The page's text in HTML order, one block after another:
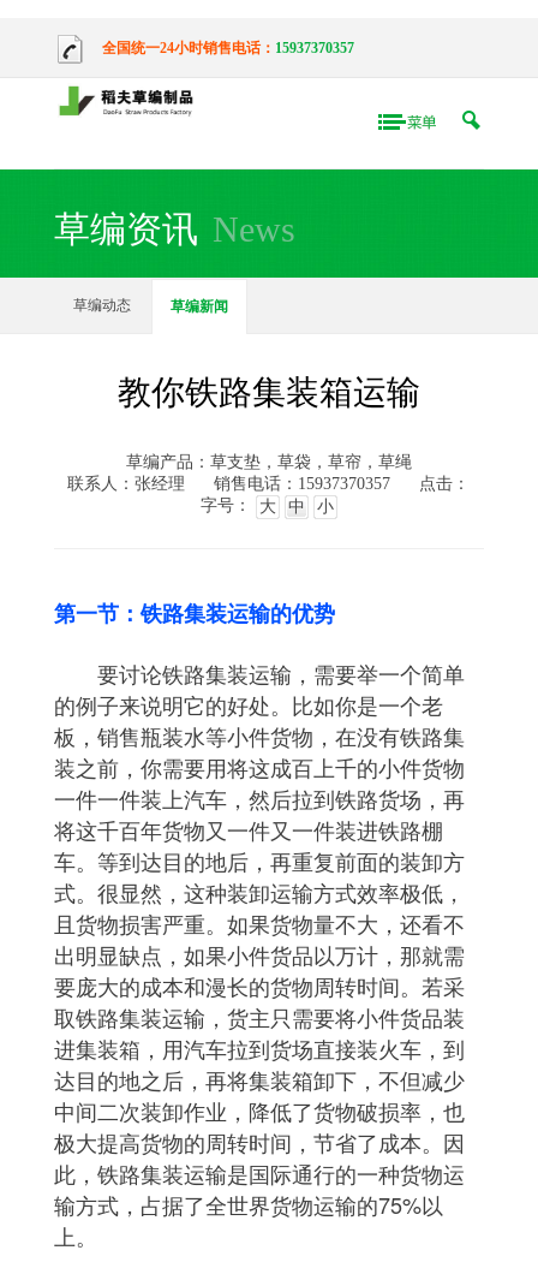
全国统一24小时销售电话： 15937370357
草编资讯 News
草编动态 草编新闻
教你铁路集装箱运输
草编产品：草支垫，草袋，草帘，草绳
联系人：张经理
销售电话：15937370357
点击：
字号：
大 中 小
第一节：铁路集装运输的优势
要讨论铁路集装运输，需要举一个简单
的例子来说明它的好处。比如你是一个老
板，销售瓶装水等小件货物，在没有铁路集
装之前，你需要用将这成百上千的小件货物
一件一件装上汽车，然后拉到铁路货场，再
将这千百年货物又一件又一件装进铁路棚
车。等到达目的地后，再重复前面的装卸方
式。很显然，这种装卸运输方式效率极低，
且货物损害严重。如果货物量不大，还看不
出明显缺点，如果小件货品以万计，那就需
要庞大的成本和漫长的货物周转时间。若采
取铁路集装运输，货主只需要将小件货品装
进集装箱，用汽车拉到货场直接装火车，到
达目的地之后，再将集装箱卸下，不但减少
中间二次装卸作业，降低了货物破损率，也
极大提高货物的周转时间，节省了成本。因
此，铁路集装运输是国际通行的一种货物运
输方式，占据了全世界货物运输的75%以
上。